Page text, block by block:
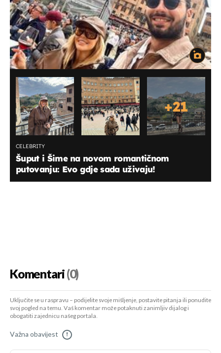
+21
CELEBRITY
Šuput i Šime na novom romantičnom
putovanju: Evo gdje sada uživaju!
Komentari(0)
Uključite se u raspravu – podijelite svoje mišljenje, postavite pitanja ili ponudite
svoj pogled na temu. Vaš komentar može potaknuti zanimljiv dijalog i
obogatiti zajednicu našeg portala.
Važna obavijest !